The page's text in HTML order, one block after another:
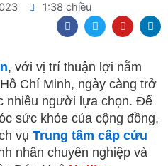
1:38 chiều
F
a
c
b
o
o
k
T
w
i
t
e
r
Y
o
u
u
b
e
L
i
n
i
n
, với vị trí thuận lợi nằm
Chí Minh, ngày càng trở
nhiều người lựa chọn. Để
sức khỏe của cộng đồng,
vụ Trung tâm cấp cứu
nhân chuyên nghiệp và